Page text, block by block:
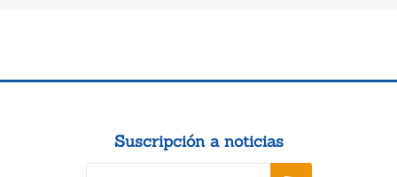
Suscripción a noticias